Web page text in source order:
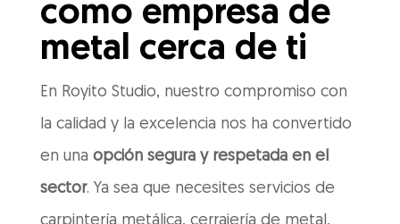
como empresa de
metal cerca de ti
En Royito Studio, nuestro compromiso con
la calidad y la excelencia nos ha convertido
en una opción segura y respetada en el
sector. Ya sea que necesites servicios de